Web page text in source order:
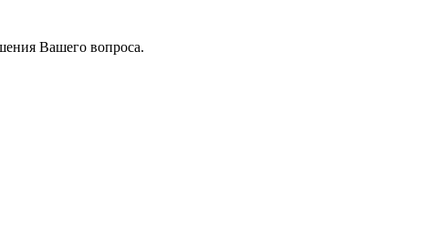
Вашего вопроса.